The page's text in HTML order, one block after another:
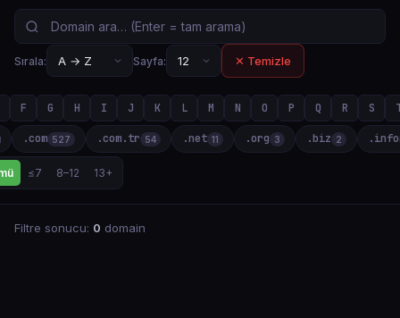
Sırala: Sayfa: ✕ Temizle
F G H I J K L M N O P Q R S
.com 527 .com.tr 54 .net 11 .org 3 .biz 2 .info
≤7 8–12 13+
Filtre sonucu: 0 domain